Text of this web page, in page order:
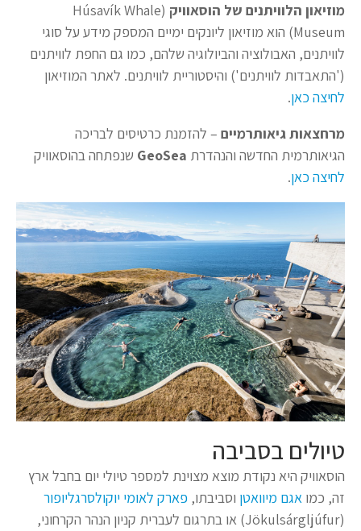
מוזיאון הלוויתנים של הוסאוויק (Húsavík Whale
Museum) הוא מוזיאון ליונקים ימיים המספק מידע על סוגי
לוויתנים, האבולוציה והביולוגיה שלהם, כמו גם החפת לוויתנים
('התאבדות לוויתנים') והיסטוריית לוויתנים. לאתר המוזיאון
לחיצה כאן.
מרחצאות גיאותרמיים – להזמנת כרטיסים לבריכה
הגיאותרמית החדשה והנהדרת GeoSea שנפתחה בהוסאוויק
לחיצה כאן.
טיולים בסביבה
הוסאוויק היא נקודת מוצא מצוינת למספר טיולי יום בחבל ארץ
זה, כמו אגם מיוואטן וסביבתו, פארק לאומי יוקולסרגליופור
(Jökulsárgljúfur) או בתרגום לעברית קניון הנהר הקרחוני,